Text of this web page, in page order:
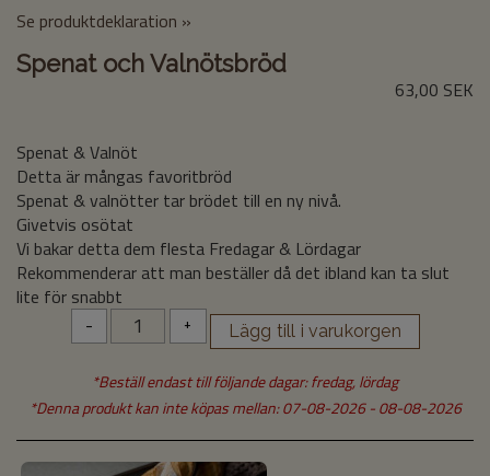
Se produktdeklaration »
Spenat och Valnötsbröd
63,00 SEK
Spenat & Valnöt
Detta är mångas favoritbröd
Spenat & valnötter tar brödet till en ny nivå.
Givetvis osötat
Vi bakar detta dem flesta Fredagar & Lördagar
Rekommenderar att man beställer då det ibland kan ta slut
lite för snabbt
- +
*Beställ endast till följande dagar: fredag, lördag
*Denna produkt kan inte köpas mellan: 07-08-2026 - 08-08-2026